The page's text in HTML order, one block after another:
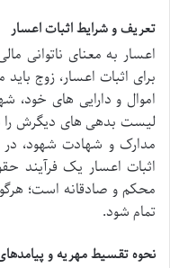
تعریف و شرایط اثبات اعسار
اعسار به معنای ناتوانی
برای اثبات اعسار، زوج
اموال و دارایی های خود،
لیست بدهی های دیگرش را
مدارک و شهادت شهود،
اثبات اعسار یک فرآیند
محکم و صادقانه است؛
تمام شود.
نحوه تقسیط مهریه و